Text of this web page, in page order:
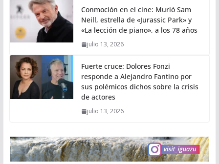
Conmoción en el cine: Murió Sam
Neill, estrella de «Jurassic Park» y
«La lección de piano», a los 78 años
julio 13, 2026
Fuerte cruce: Dolores Fonzi
responde a Alejandro Fantino por
sus polémicos dichos sobre la crisis
de actores
julio 13, 2026